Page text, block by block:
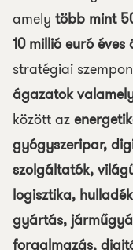
amely több mint
10 millió euró
stratégiai
ágazatok
között az
gyógyszeripar,
szolgáltatók,
logisztika,
gyártás,
forgalmazás,